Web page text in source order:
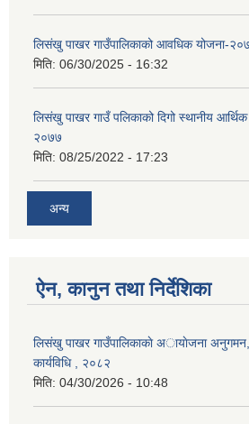
लिसंखु पाखर गाउँपालिकाको आवधिक योजना-
मिति: 06/30/2025 - 16:32
लिसंखु पाखर गाउँ पलिकाको दिगो स्थानीय
२०७७
मिति: 08/25/2022 - 17:23
अन्य
ऐन, कानुन तथा निर्देशिका
लिसंखु पाखर गाउँपालिकाकाे अायाेजना
कार्यविधि , २०८२
मिति: 04/30/2026 - 10:48